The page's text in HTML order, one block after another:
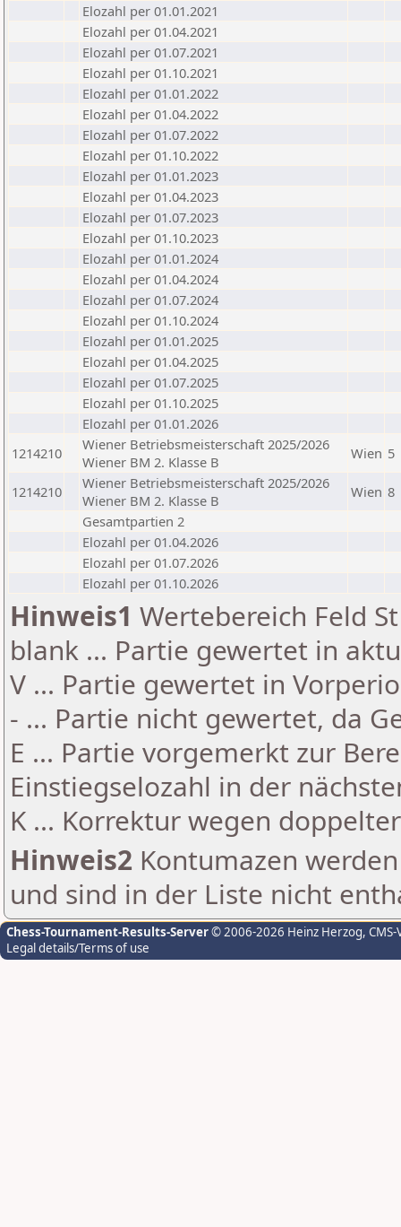
Elozahl per 01.01.2021
Elozahl per 01.04.2021
Elozahl per 01.07.2021
Elozahl per 01.10.2021
Elozahl per 01.01.2022
Elozahl per 01.04.2022
Elozahl per 01.07.2022
Elozahl per 01.10.2022
Elozahl per 01.01.2023
Elozahl per 01.04.2023
Elozahl per 01.07.2023
Elozahl per 01.10.2023
Elozahl per 01.01.2024
Elozahl per 01.04.2024
Elozahl per 01.07.2024
Elozahl per 01.10.2024
Elozahl per 01.01.2025
Elozahl per 01.04.2025
Elozahl per 01.07.2025
Elozahl per 01.10.2025
Elozahl per 01.01.2026
1214210
Wiener Betriebsmeisterschaft 2025/2026
Wiener BM 2. Klasse B
Wien 5
1214210
Wiener Betriebsmeisterschaft 2025/2026
Wiener BM 2. Klasse B
Wien 8
Gesamtpartien 2
Elozahl per 01.04.2026
Elozahl per 01.07.2026
Elozahl per 01.10.2026
Hinweis1 Wertebereich Feld
blank ... Partie gewertet in
V ... Partie gewertet in
- ... Partie nicht gewertet, da
E ... Partie vorgemerkt zur
Einstiegselozahl in der
K ... Korrektur wegen
Hinweis2 Kontumazen
und sind in der Liste nicht
Chess-Tournament-Results-Server© 2006-2026 Heinz Herzog,
Legal details/Terms of use